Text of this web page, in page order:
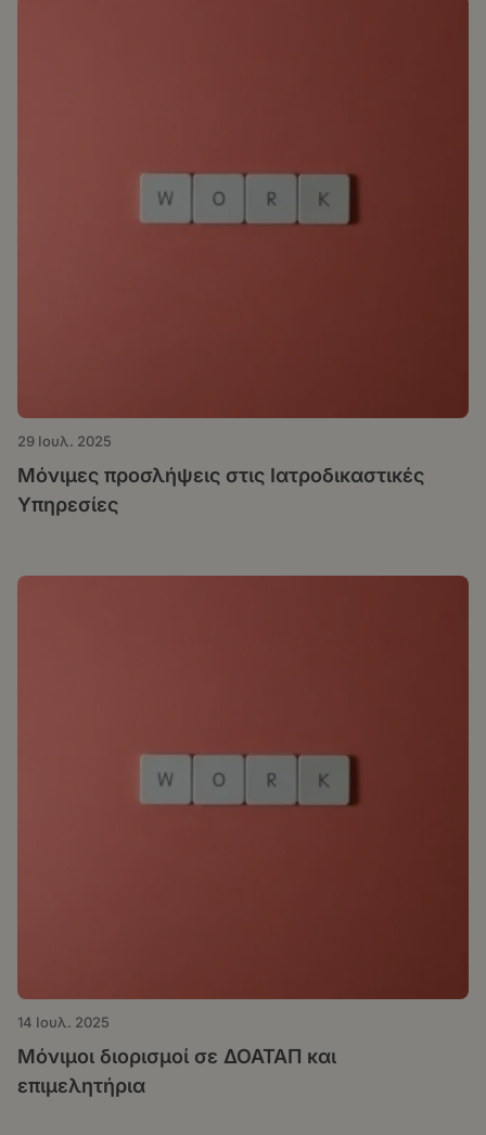
29 Ιουλ. 2025
Μόνιμες προσλήψεις στις Ιατροδικαστικές
Υπηρεσίες
14 Ιουλ. 2025
Μόνιμοι διορισμοί σε ΔΟΑΤΑΠ και
επιμελητήρια